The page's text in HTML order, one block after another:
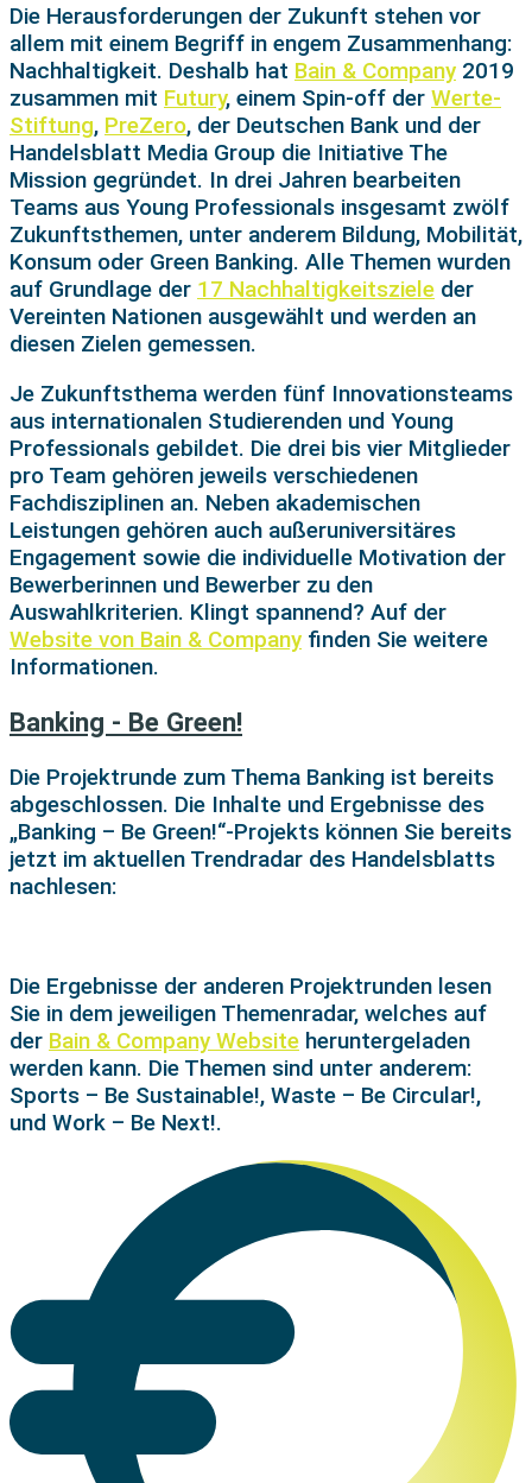
Die Herausforderungen der Zukunft stehen vor
allem mit einem Begriff in engem Zusammenhang:
Nachhaltigkeit. Deshalb hat Bain & Company 2019
zusammen mit Futury, einem Spin-off der Werte-
Stiftung, PreZero, der Deutschen Bank und der
Handelsblatt Media Group die Initiative The
Mission gegründet. In drei Jahren bearbeiten
Teams aus Young Professionals insgesamt zwölf
Zukunftsthemen, unter anderem Bildung, Mobilität,
Konsum oder Green Banking. Alle Themen wurden
auf Grundlage der 17 Nachhaltigkeitsziele der
Vereinten Nationen ausgewählt und werden an
diesen Zielen gemessen.
Je Zukunftsthema werden fünf Innovationsteams
aus internationalen Studierenden und Young
Professionals gebildet. Die drei bis vier Mitglieder
pro Team gehören jeweils verschiedenen
Fachdisziplinen an. Neben akademischen
Leistungen gehören auch außeruniversitäres
Engagement sowie die individuelle Motivation der
Bewerberinnen und Bewerber zu den
Auswahlkriterien. Klingt spannend? Auf der
Website von Bain & Company finden Sie weitere
Informationen.
Banking - Be Green!
Die Projektrunde zum Thema Banking ist bereits
abgeschlossen. Die Inhalte und Ergebnisse des
„Banking – Be Green!“-Projekts können Sie bereits
jetzt im aktuellen Trendradar des Handelsblatts
nachlesen:
Die Ergebnisse der anderen Projektrunden lesen
Sie in dem jeweiligen Themenradar, welches auf
der Bain & Company Website heruntergeladen
werden kann. Die Themen sind unter anderem:
Sports – Be Sustainable!, Waste – Be Circular!,
und Work – Be Next!.